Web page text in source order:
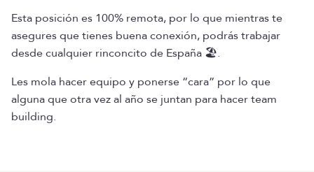
Esta posición es 100% remota, por lo que mientras te
asegures que tienes buena conexión, podrás trabajar
desde cualquier rinconcito de España 🏖️.
Les mola hacer equipo y ponerse “cara” por lo que
alguna que otra vez al año se juntan para hacer team
building.